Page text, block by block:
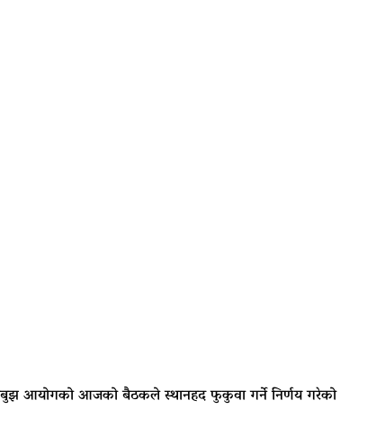
आयोगको आजको बैठकले स्थानहद फुकुवा गर्ने निर्णय गरेको